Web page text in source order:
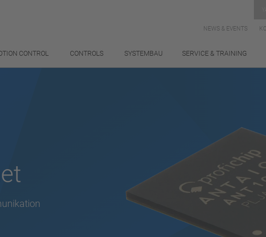
NEWS & EVENTS
CONTROL CONTROLS SYSTEMBAU SERVICE & TRAINING